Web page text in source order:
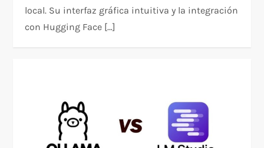
local. Su interfaz gráfica intuitiva y la integración
con Hugging Face […]